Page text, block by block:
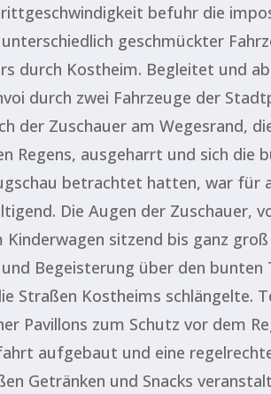
befuhr die
geschmückter
durch Kostheim. Begleitet und
durch zwei Fahrzeuge der
der Zuschauer am Wegesrand,
Regens, ausgeharrt und sich die
betrachtet hatten, war für
Die Augen der Zuschauer,
Kinderwagen sitzend bis ganz
Begeisterung über den bunten
Straßen Kostheims schlängelte.
Pavillons zum Schutz vor dem
aufgebaut und eine
Getränken und Snacks